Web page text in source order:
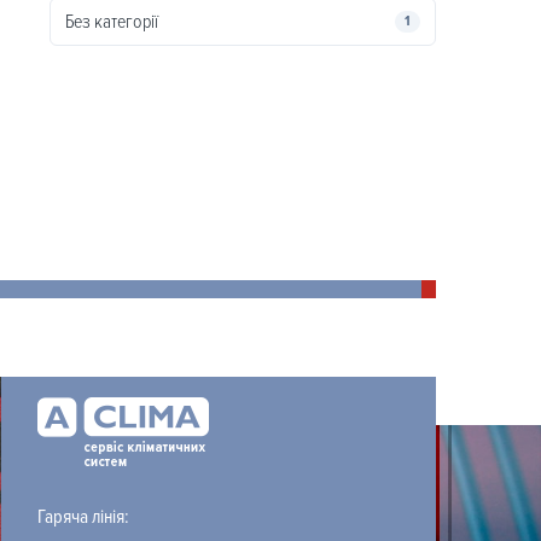
Без категорії 1
Гаряча лінія: